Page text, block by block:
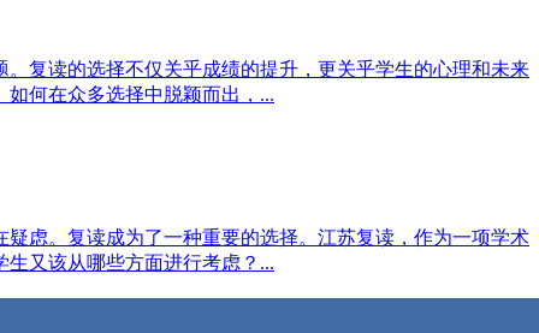
复读的选择不仅关乎成绩的提升，更关乎学生的心理和未来
何在众多选择中脱颖而出，...
虑。复读成为了一种重要的选择。江苏复读，作为一项学术
又该从哪些方面进行考虑？...